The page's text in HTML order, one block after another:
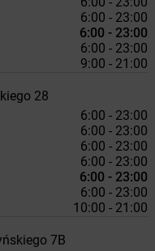
6:00 - 23:00
6:00 - 23:00
6:00 - 23:00
9:00 - 21:00
28
6:00 - 23:00
6:00 - 23:00
6:00 - 23:00
6:00 - 23:00
6:00 - 23:00
6:00 - 23:00
10:00 - 21:00
7B